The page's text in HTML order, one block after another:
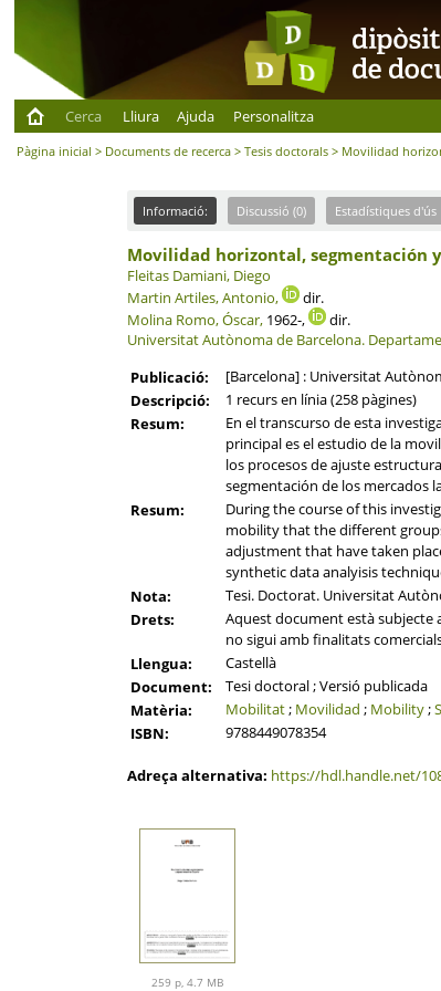
Cerca
Lliura Ajuda Personalitza
Pàgina inicial > Documents de recerca >Tesis doctorals > Movilidad
Informació: Discussió (0) Estadístiques d'ús
Movilidad horizontal, segmentación
Fleitas Damiani, Diego
Martin Artiles, Antonio,
dir.
Molina Romo, Óscar,1962-,
dir.
Universitat Autònoma de Barcelona.
Publicació:
[Barcelona] : Universitat
Descripció:
1 recurs en línia (258 pàgines)
Resum:
En el transcurso de esta
principal es el estudio de la
los procesos de ajuste
segmentación de los mercados
Resum:
During the course of this
mobility that the different
adjustment that have taken
synthetic data analyisis
Nota:
Tesi. Doctorat. Universitat
Drets:
Aquest document està subjecte
no sigui amb finalitats
Llengua:
Castellà
Document:
Tesi doctoral ; Versió publicada
Matèria:
Mobilitat; Movilidad ; Mobility;
ISBN:
9788449078354
Adreça alternativa: https://hdl.handle.net/
259 p, 4.7 MB